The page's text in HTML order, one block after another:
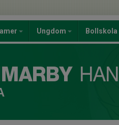
Ungdom Bollskola